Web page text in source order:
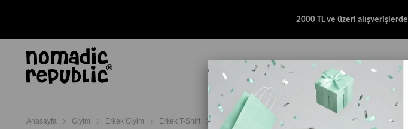
2000 TL ve üzeri
AYAKKABI TERLİK & SANDALET AKSESUAR
Anasayfa Giyim Erkek Giyim Erkek T-Shirt Helly Hansen Erkek T-Shirt Helly Hansen HP Race